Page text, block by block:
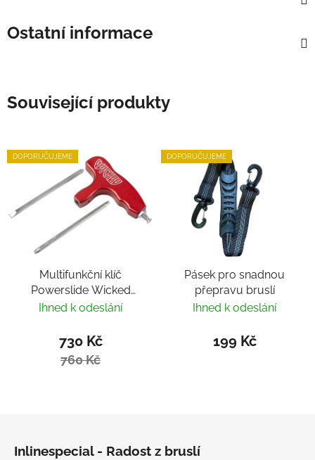
Ostatní informace
Související produkty
DOPORUČUJEME
Multifunkční klíč
Powerslide Wicked
Hardcore Tool
Ihned k odeslání
730 Kč
760 Kč
DOPORUČUJEME
Pásek pro snadnou
přepravu bruslí
Ihned k odeslání
199 Kč
Inlinespecial - Radost z bruslí